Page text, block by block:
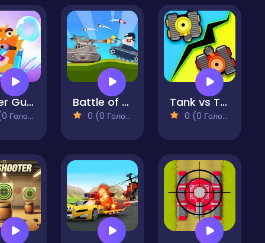
Water Gun Shooter Battle of Tank Steel
0 (0 Голосів)
Tank vs Tank
0 (0 Голосів)